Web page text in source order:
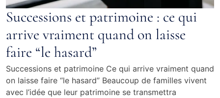
Successions et patrimoine : ce qui
arrive vraiment quand on laisse
faire “le hasard”
Successions et patrimoine Ce qui arrive vraiment quand
on laisse faire “le hasard” Beaucoup de familles vivent
avec l’idée que leur patrimoine se transmettra